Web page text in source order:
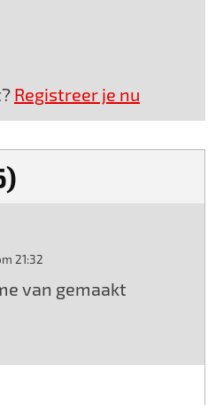
Registreer je nu
21:32
van gemaakt